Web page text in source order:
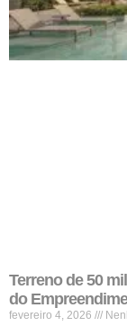
Terreno de 50
do
fevereiro 4, 2026